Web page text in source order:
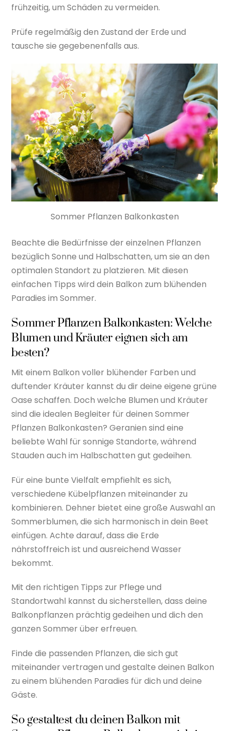
frühzeitig, um Schäden zu vermeiden.
Prüfe regelmäßig den Zustand der Erde und
tausche sie gegebenenfalls aus.
Sommer Pflanzen Balkonkasten
Beachte die Bedürfnisse der einzelnen Pflanzen
bezüglich Sonne und Halbschatten, um sie an den
optimalen Standort zu platzieren. Mit diesen
einfachen Tipps wird dein Balkon zum blühenden
Paradies im Sommer.
Sommer Pflanzen Balkonkasten: Welche
Blumen und Kräuter eignen sich am
besten?
Mit einem Balkon voller blühender Farben und
duftender Kräuter kannst du dir deine eigene grüne
Oase schaffen. Doch welche Blumen und Kräuter
sind die idealen Begleiter für deinen Sommer
Pflanzen Balkonkasten? Geranien sind eine
beliebte Wahl für sonnige Standorte, während
Stauden auch im Halbschatten gut gedeihen.
Für eine bunte Vielfalt empfiehlt es sich,
verschiedene Kübelpflanzen miteinander zu
kombinieren. Dehner bietet eine große Auswahl an
Sommerblumen, die sich harmonisch in dein Beet
einfügen. Achte darauf, dass die Erde
nährstoffreich ist und ausreichend Wasser
bekommt.
Mit den richtigen Tipps zur Pflege und
Standortwahl kannst du sicherstellen, dass deine
Balkonpflanzen prächtig gedeihen und dich den
ganzen Sommer über erfreuen.
Finde die passenden Pflanzen, die sich gut
miteinander vertragen und gestalte deinen Balkon
zu einem blühenden Paradies für dich und deine
Gäste.
So gestaltest du deinen Balkon mit